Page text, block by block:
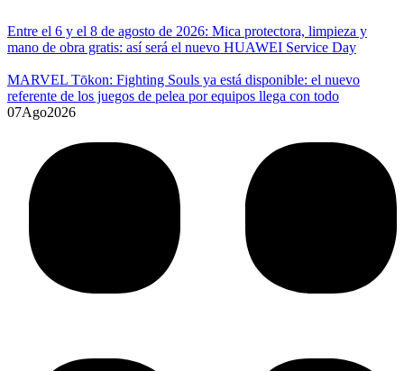
Entre el 6 y el 8 de agosto de 2026: Mica protectora, limpieza y
mano de obra gratis: así será el nuevo HUAWEI Service Day
MARVEL Tōkon: Fighting Souls ya está disponible: el nuevo
referente de los juegos de pelea por equipos llega con todo
07Ago2026